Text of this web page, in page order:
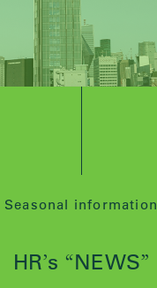
Seasonal information
HR’s “NEWS”